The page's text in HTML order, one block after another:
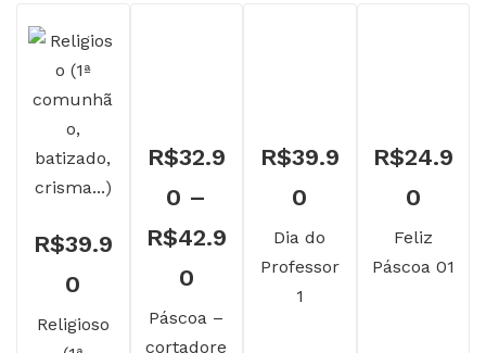
R$39.9
0
Religioso
R$32.9
0 –
R$42.9
0Faixa
de
Páscoa –
cortadore
R$39.9
0
Dia do
Professor
1
R$24.9
0
Feliz
Páscoa 01